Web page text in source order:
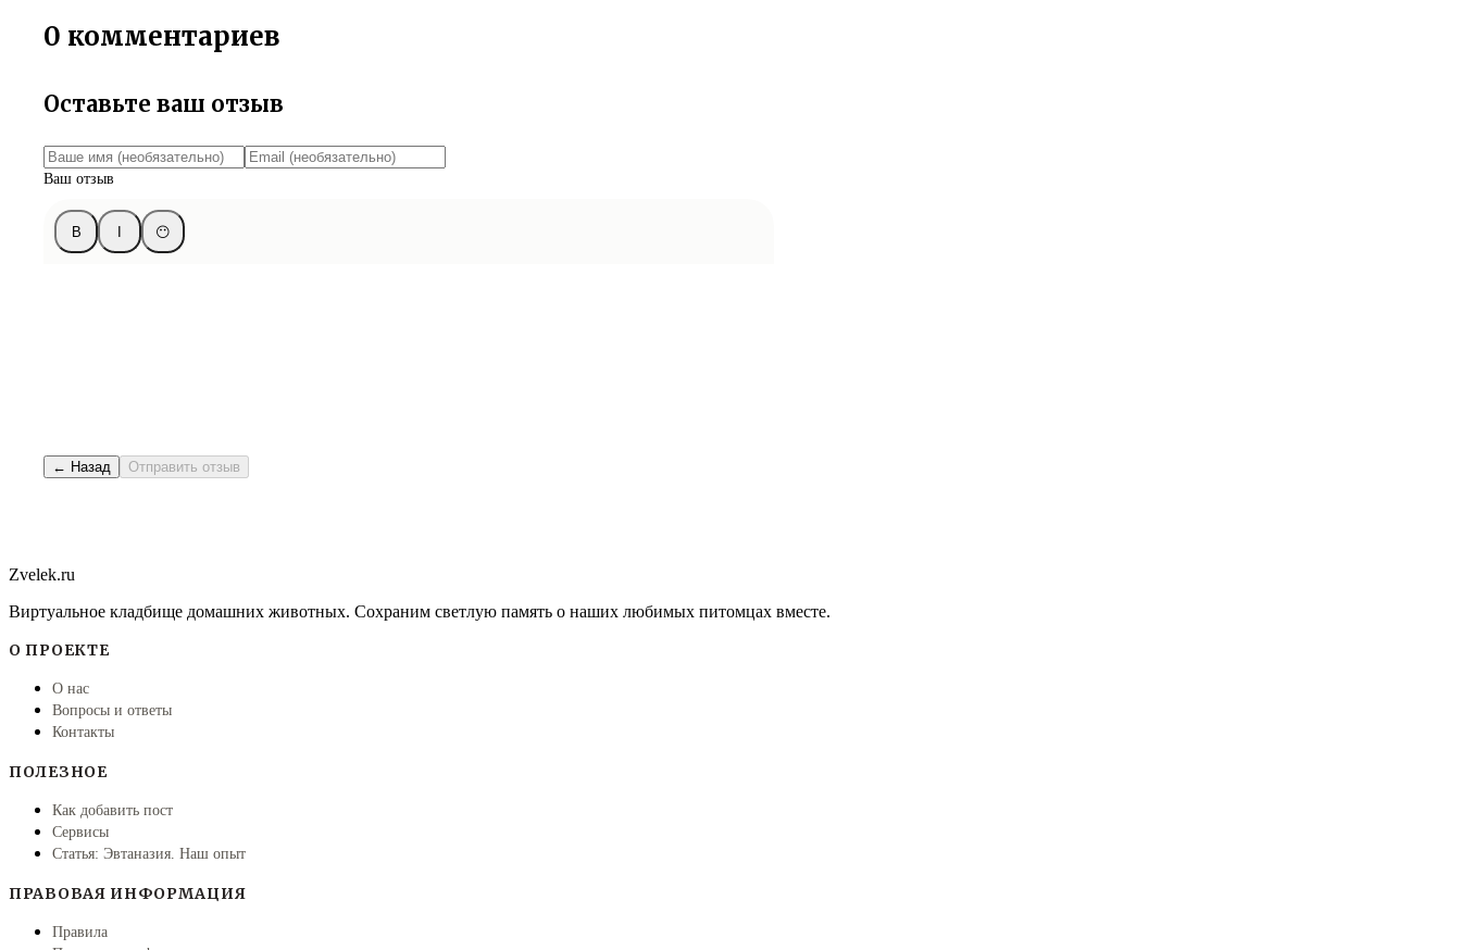
0 комментариев
Оставьте ваш отзыв
Ваш отзыв
B 😶
← Назад Отправить отзыв
Zvelek.ru
Виртуальное кладбище домашних животных. Сохраним светлую память о наших любимых питомцах вместе.
О ПРОЕКТЕ
О нас
Вопросы и ответы
Контакты
ПОЛЕЗНОЕ
Как добавить пост
Сервисы
Статья: Эвтаназия. Наш опыт
ПРАВОВАЯ ИНФОРМАЦИЯ
Правила